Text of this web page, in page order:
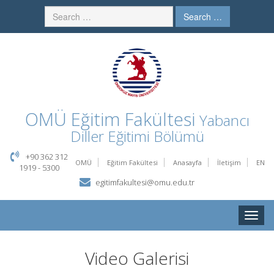
Search …
OMÜ Eğitim Fakültesi Yabancı
Diller Eğitimi Bölümü
OMÜ Eğitim Fakültesi Anasayfa İletişim EN
+90 362 312
1919 - 5300
egitimfakultesi@omu.edu.tr
Toggle
Video Galerisi